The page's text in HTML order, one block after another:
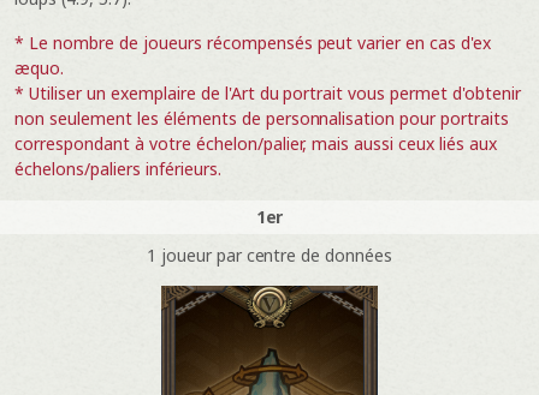
* Le nombre de joueurs récompensés peut varier en cas d'ex
æquo.
* Utiliser un exemplaire de l'Art du portrait vous permet d'obtenir
non seulement les éléments de personnalisation pour portraits
correspondant à votre échelon/palier, mais aussi ceux liés aux
échelons/paliers inférieurs.
1er
1 joueur par centre de données